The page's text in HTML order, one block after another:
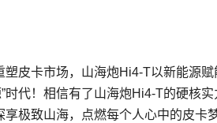
皮卡市场，山海炮Hi4-T以新能源
时代！相信有了山海炮Hi4-T的硬核
极致山海，点燃每个人心中的皮卡